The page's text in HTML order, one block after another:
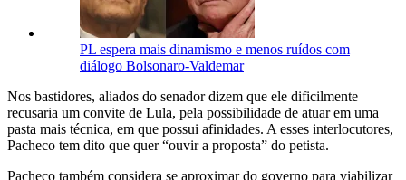
PL espera mais dinamismo e menos ruídos com
diálogo Bolsonaro-Valdemar
Nos bastidores, aliados do senador dizem que ele dificilmente
recusaria um convite de Lula, pela possibilidade de atuar em uma
pasta mais técnica, em que possui afinidades. A esses interlocutores,
Pacheco tem dito que quer “ouvir a proposta” do petista.
Pacheco também considera se aproximar do governo para viabilizar